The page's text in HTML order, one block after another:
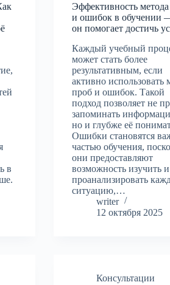
в
Эффективность
и ошибок в обучении
он помогает достичь
Каждый учебный
может стать более
результативным, если
активно использовать
проб и ошибок. Такой
подход позволяет не
запоминать
но и глубже её
Ошибки становятся
частью обучения,
они предоставляют
возможность изучить и
проанализировать
ситуацию,…
writer
12 октября 2025
Консультации